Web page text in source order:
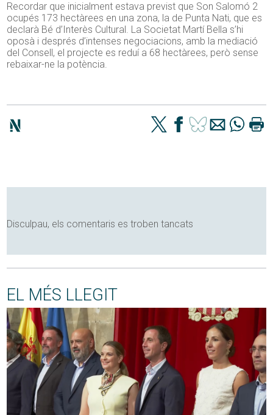
Recordar que inicialment estava previst que Son Salomó 2
ocupés 173 hectàrees en una zona, la de Punta Nati, que es
declarà Bé d’Interès Cultural. La Societat Martí Bella s’hi
oposà i després d’intenses negociacions, amb la mediació
del Consell, el projecte es reduí a 68 hectàrees, però sense
rebaixar-ne la potència.
Disculpau, els comentaris es troben tancats
EL MÉS LLEGIT